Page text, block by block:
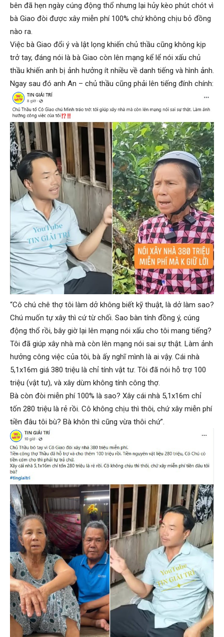
bên đã hẹn ngày cúng động thổ nhưng lại hủy kèo phút chót vì
bà Giao đòi được xây miễn phí 100% chứ không chịu bỏ đồng
nào ra.
Việc bà Giao đổi ý và lật lọng khiến chủ thầu cũng không kịp
trở tay, đáng nói là bà Giao còn lên mạng kể lể nói xấu chủ
thầu khiến anh bị ảnh hưởng ít nhiều về danh tiếng và hình ảnh.
Ngay sau đó anh An – chủ thầu cũng phải lên tiếng đính chính:
“Cô chú chê thợ tôi làm dở không biết kỹ thuật, là dở làm sao?
Chú muốn tự xây thì cứ từ chối. Sao bàn tính đồng ý, cúng
động thổ rồi, bây giờ lại lên mạng nói xấu cho tôi mang tiếng?
Tôi đã giúp xây nhà mà còn lên mạng nói sai sự thật. Làm ảnh
hưởng công việc của tôi, bà ấy nghĩ mình là ai vậy. Cái nhà
5,1x16m giá 380 triệu là chỉ tính vật tư. Tôi đã nói hỗ trợ 100
triệu (vật tư), và xây dùm không tính công thợ.
Bà còn đòi miễn phí 100% là sao? Xây cái nhà 5,1x16m chỉ
tốn 280 triệu là rẻ rồi. Cô không chịu thì thôi, chứ xây miễn phí
tiền đâu tôi bù? Bà khôn thì cũng vừa thôi chứ”.